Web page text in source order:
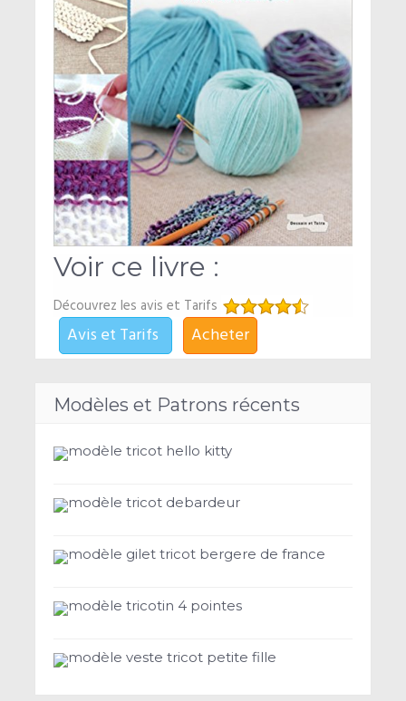
Voir ce livre :
Découvrez les avis et Tarifs
Acheter
Avis et Tarifs
Modèles et Patrons récents
modèle tricot hello kitty
modèle tricot debardeur
modèle gilet tricot bergere de france
modèle tricotin 4 pointes
modèle veste tricot petite fille